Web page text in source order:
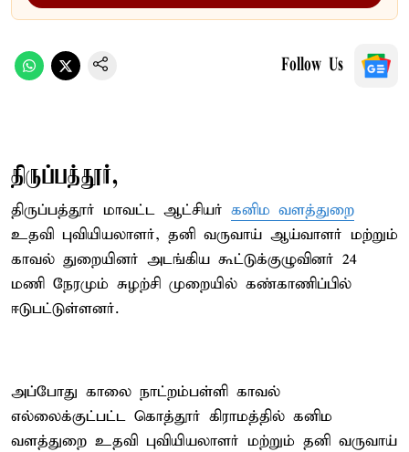
Follow Us
திருப்பத்தூர்,
திருப்பத்தூர் மாவட்ட ஆட்சியர் கனிம வளத்துறை
உதவி புவியியலாளர், தனி வருவாய் ஆய்வாளர் மற்றும்
காவல் துறையினர் அடங்கிய கூட்டுக்குழுவினர் 24
மணி நேரமும் சுழற்சி முறையில் கண்காணிப்பில்
ஈடுபட்டுள்ளனர்.
அப்போது காலை நாட்றம்பள்ளி காவல்
எல்லைக்குட்பட்ட கொத்தூர் கிராமத்தில் கனிம
வளத்துறை உதவி புவியியலாளர் மற்றும் தனி வருவாய்